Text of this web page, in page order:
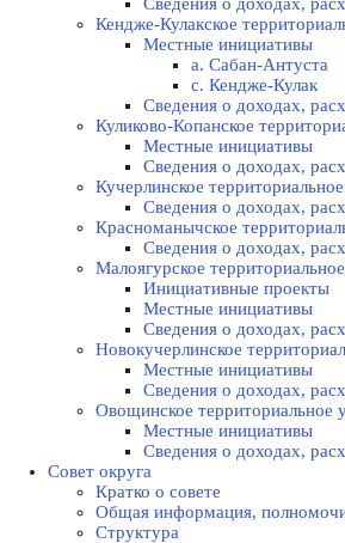
Кендже-Кулакское
Местные инициативы
а. Сабан-Антуста
с. Кендже-Кулак
Сведения о доходах,
Куликово-Копанское
Местные инициативы
Сведения о доходах,
Кучерлинское
Сведения о доходах,
Красноманычское
Сведения о доходах,
Малоягурское
Инициативные проекты
Местные инициативы
Сведения о доходах,
Новокучерлинское
Местные инициативы
Сведения о доходах,
Овощинское территориальное
Местные инициативы
Сведения о доходах,
Совет округа
Кратко о совете
Общая информация,
Структура